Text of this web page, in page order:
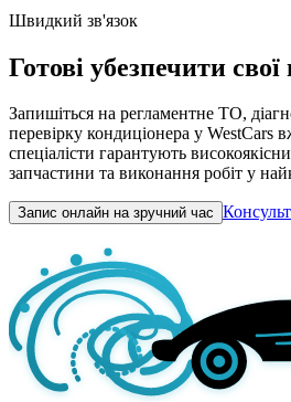
Швидкий зв'язок
Готові убезпечити свої
Запишіться на регламентне ТО,
перевірку кондиціонера у WestCars
спеціалісти гарантують
запчастини та виконання робіт у
Запис онлайн на зручний час